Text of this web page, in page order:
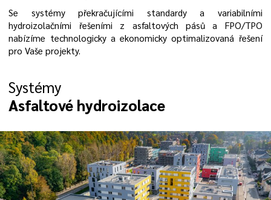
Se systémy překračujícími standardy a variabilními
hydroizolačními řešeními z asfaltových pásů a FPO/TPO
nabízíme technologicky a ekonomicky optimalizovaná řešení
pro Vaše projekty.
Systémy
Asfaltové hydroizolace